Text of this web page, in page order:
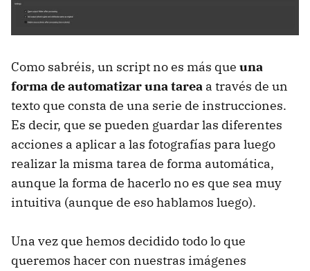
Como sabréis, un script no es más que una
forma de automatizar una tarea a través de un
texto que consta de una serie de instrucciones.
Es decir, que se pueden guardar las diferentes
acciones a aplicar a las fotografías para luego
realizar la misma tarea de forma automática,
aunque la forma de hacerlo no es que sea muy
intuitiva (aunque de eso hablamos luego).
Una vez que hemos decidido todo lo que
queremos hacer con nuestras imágenes